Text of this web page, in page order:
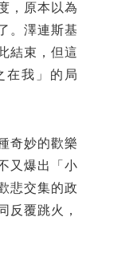
，原本以為
。澤連斯基
結束，但這
在我」的局
奇妙的歡樂
又爆出「小
悲交集的政
反覆跳火，